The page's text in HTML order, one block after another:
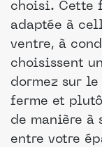
choisi. Cette
adaptée à
ventre, à
choisissent
dormez sur le
ferme et
de manière à
entre votre